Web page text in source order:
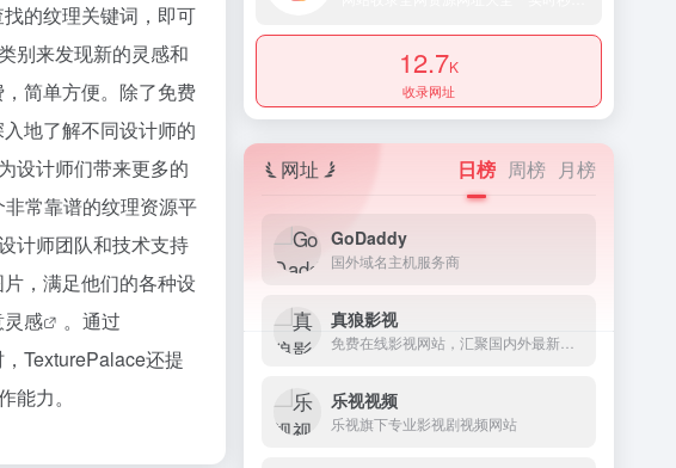
的纹理关键词，即可
别来发现新的灵感和
简单方便。除了免费
地了解不同设计师的
设计师们带来更多的
常靠谱的纹理资源平
计师团队和技术支持
，满足他们的各种设
感
。通过
TexturePalace还提
力。
12.7K
收录网址
网址 日榜 周榜 月榜
GoDaddy
国外域名主机服务商
真狼影视
乐视视频
乐视旗下专业影视剧视频网站